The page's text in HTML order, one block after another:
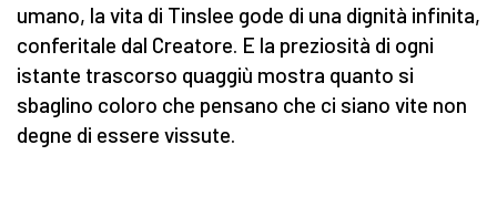
umano, la vita di Tinslee gode di una dignità infinita,
conferitale dal Creatore. E la preziosità di ogni
istante trascorso quaggiù mostra quanto si
sbaglino coloro che pensano che ci siano vite non
degne di essere vissute.